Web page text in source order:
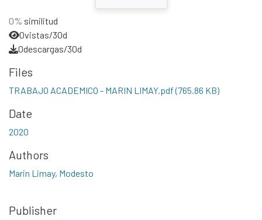
0% similitud
0vistas/30d
0descargas/30d
Files
TRABAJO ACADEMICO - MARIN LIMAY.pdf(765.86 KB)
Date
2020
Authors
Marin Limay, Modesto
Publisher